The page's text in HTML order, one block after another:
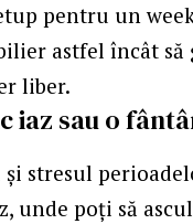
pentru un
astfel încât
liber.
iaz sau o
și stresul
unde poți să